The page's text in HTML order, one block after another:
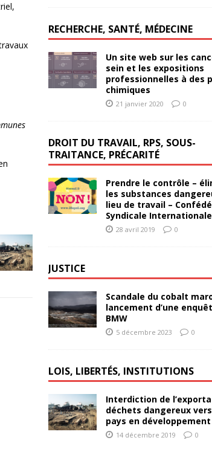
RECHERCHE, SANTÉ, MÉDECINE
Un site web sur les
sein et les expositions
professionnelles à des
chimiques
21 janvier 2020 0
DROIT DU TRAVAIL, RPS, SOUS-
TRAITANCE, PRÉCARITÉ
Prendre le contrôle –
les substances
lieu de travail –
Syndicale Internationale
28 avril 2019 0
JUSTICE
Scandale du cobalt
lancement d’une
BMW
5 décembre 2023 0
LOIS, LIBERTÉS, INSTITUTIONS
Interdiction de
déchets dangereux
pays en développement
14 décembre 2019 0